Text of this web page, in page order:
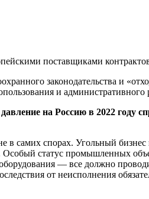
поставщиками
законодательства и
и
на Россию в 2022 году
самих спорах. Угольный
статус промышленных
— все должно
от неисполнения